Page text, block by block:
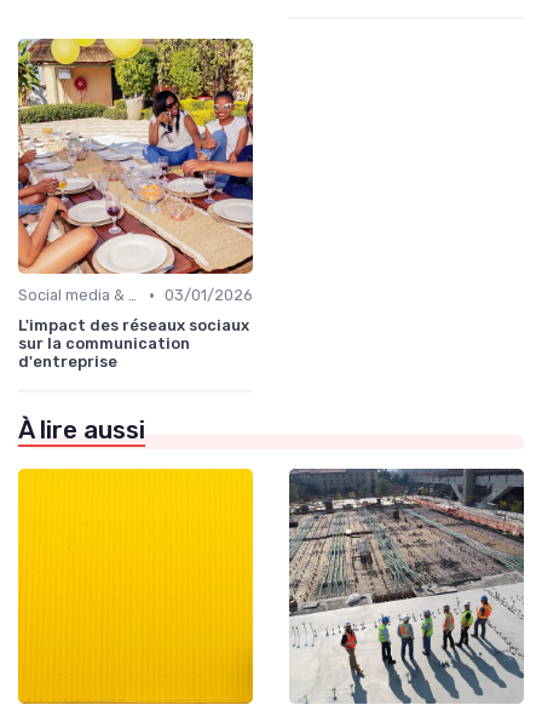
Social media & e-réputation • 03/01/2026
L'impact des réseaux sociaux
sur la communication
d'entreprise
À lire aussi